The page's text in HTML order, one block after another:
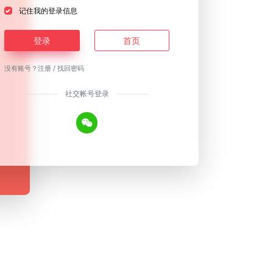
记住我的登录信息
登录 首页
没有账号？注册 /找回密码
社交帐号登录